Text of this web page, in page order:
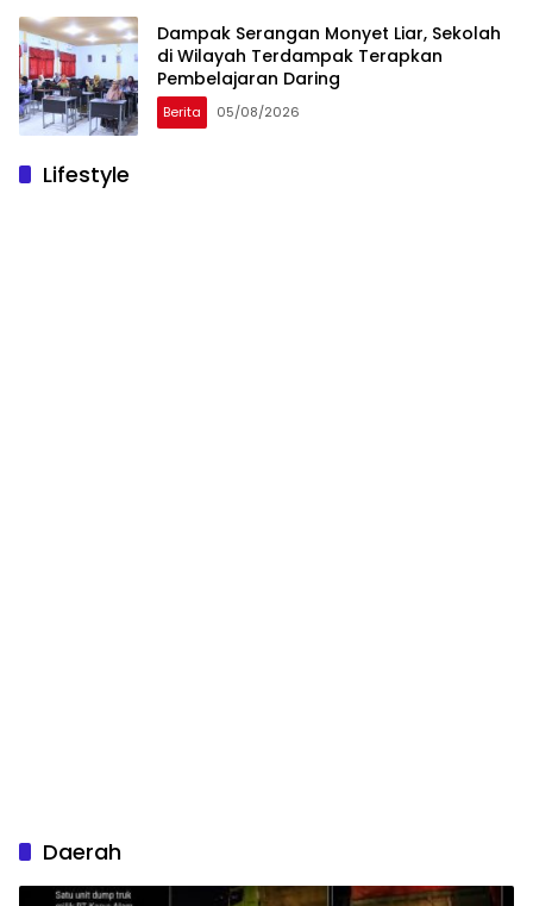
Dampak Serangan Monyet Liar, Sekolah
di Wilayah Terdampak Terapkan
Pembelajaran Daring
Berita 05/08/2026
Lifestyle
Daerah